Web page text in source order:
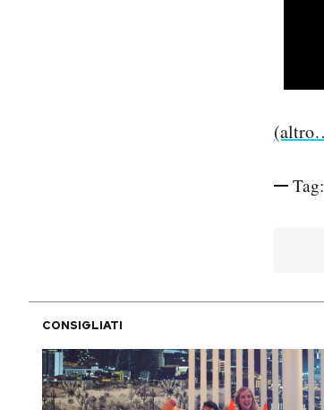
Tag:
CONSIGLIATI